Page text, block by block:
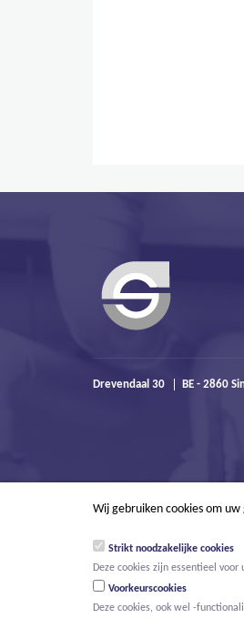
Drevendaal 30 BE - 2860
Wij gebruiken cookies om
Strikt noodzakelijke cookies
Deze cookies zijn essentieel
Voorkeurscookies
Deze cookies, ook wel -